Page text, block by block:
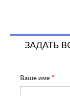
ЗАДАТЬ
Ваше имя